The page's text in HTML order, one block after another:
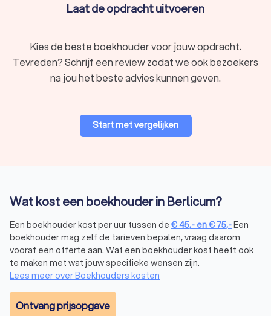
Laat de opdracht uitvoeren
Kies de beste boekhouder voor jouw opdracht.
Tevreden? Schrijf een review zodat we ook bezoekers
na jou het beste advies kunnen geven.
Start met vergelijken
Wat kost een boekhouder in Berlicum?
Een boekhouder kost per uur tussen de €45,- en€ 75,-Een
boekhouder mag zelf de tarieven bepalen, vraag daarom
vooraf een offerte aan. Wat een boekhouder kost heeft ook
te maken met wat jouw specifieke wensen zijn.
Lees meer over Boekhouders kosten
Ontvang prijsopgave